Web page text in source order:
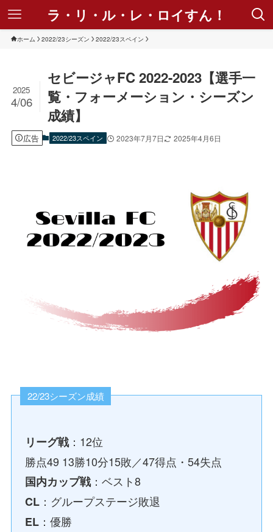
ラ・リ・ル・レ・ロイすん！
ホーム 2022/23シーズン 2022/23スペイン
セビージャFC 2022-2023【選手一
覧・フォーメーション・シーズン
成績】
2025
4/06
広告 2022/23スペイン 2023年7月7日 2025年4月6日
22/23シーズン成績
リーグ戦：12位
勝点49 13勝10分15敗／47得点・54失点
国内カップ戦：ベスト8
CL ：グループステージ敗退
EL ：優勝